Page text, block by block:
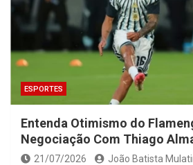
ESPORTES
Entenda Otimismo do
Negociação Com Thiago
21/07/2026 João Batista